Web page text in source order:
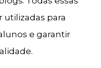
para
e garantir